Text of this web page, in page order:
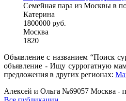
Семейная пара из Москвы в
Катерина
1800000 руб.
Москва
1820
Объявление с названием “Поиск
объявление - Ищу суррогатную
предложения в других регионах:
Алексей и Ольга №69057 Москва -